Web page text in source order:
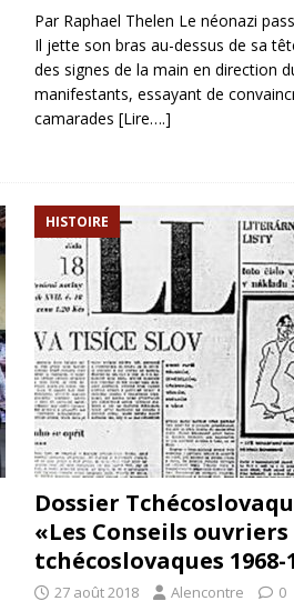
Par Raphael Thelen Le néonazi
Il jette son bras au-dessus de sa
des signes de la main en direction
manifestants, essayant de
camarades [Lire….]
HISTOIRE
Dossier
«Les Conseils ouvriers
tchécoslovaques 1968-
27 août 2018 Alencontre 0